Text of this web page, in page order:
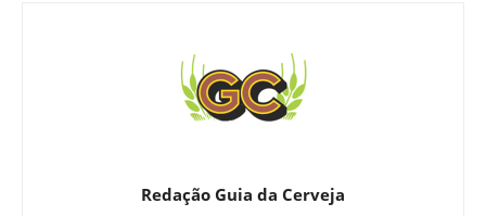
Redação Guia da Cerveja